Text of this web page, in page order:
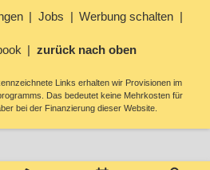
Jobs Werbung schalten
zurück nach oben
Links erhalten wir Provisionen im
Das bedeutet keine Mehrkosten für
bei der Finanzierung dieser Website.